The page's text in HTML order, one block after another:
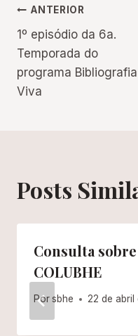
Navegação
de
Post
ANTERIOR
1º episódio da 6a.
Temporada do
programa Bibliografia
Viva
Posts
Consulta
COLUBHE
Porsbhe 22 de abril